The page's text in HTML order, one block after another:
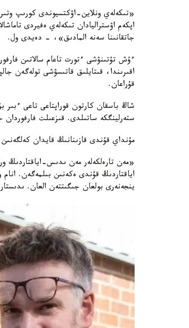
«تىكەلەي ونلاين-اۋكتسيوندى كورىپ
اپكەم اۋستراليادان تىكەلەي ەفيردى
جاتقانىنا سەنە المادىق»، - دەيدى ول.
ءۇش تۇتىنۋشى ءتورت تاعام سالاتىن
قۇراعان.
ستەرلينگكە ساتىلدى. قىزعىلت فارفوردان جاسالعان مەدالونى
مۇنداي قۇندى قازىنانىڭ قايدان
«مەن تارەلكەلەر مەن ىدىس-اياقتاردىڭ
ينجەنەرى بولعان جىگىتتەن العان.